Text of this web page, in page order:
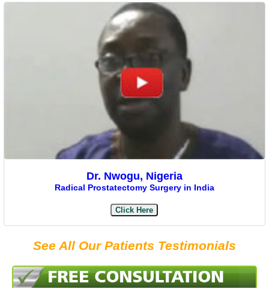
Dr. Nwogu, Nigeria
Radical Prostatectomy Surgery in India
Click Here
See All Our Patients Testimonials